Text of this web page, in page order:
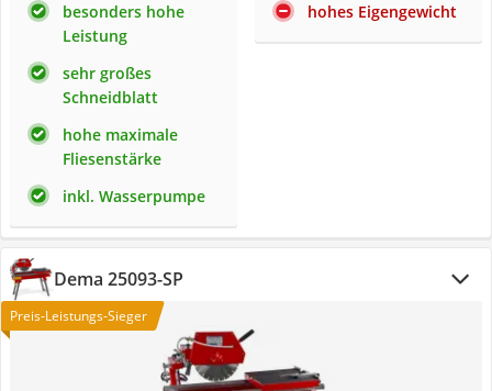
besonders hohe
Leistung
sehr großes
Schneidblatt
hohe maximale
Fliesenstärke
inkl. Wasserpumpe
hohes Eigengewicht
Dema ‎25093-SP
Preis-Leistungs-Sieger